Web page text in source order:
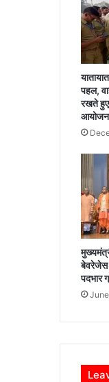
छ
त्ती
स
स
र
का
र
मु
मं
त्री
श्री
सा
पहल,
रखते हुए
आयोजन
बेवरेजेस
पदभार